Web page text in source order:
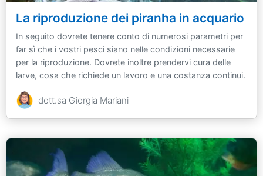
La riproduzione dei piranha in acquario
In seguito dovrete tenere conto di numerosi parametri per
far sì che i vostri pesci siano nelle condizioni necessarie
per la riproduzione. Dovrete inoltre prendervi cura delle
larve, cosa che richiede un lavoro e una costanza continui.
dott.sa Giorgia Mariani